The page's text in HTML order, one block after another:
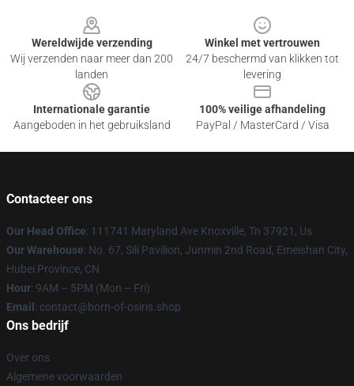
Wereldwijde verzending
Wij verzenden naar meer dan 200
landen
Winkel met vertrouwen
24/7 beschermd van klikken tot
levering
Internationale garantie
Aangeboden in het gebruiksland
100% veilige afhandeling
PayPal / MasterCard / Visa
Contacteer ons
Our Head Office: 111741 Maryland Ave Knoxville, Tn 37921, Us
Our Warehouse: No. 67, Sili Pavilion, Junmin 2nd Road, Emeishan City,
Hubei Province, CN
Hour: 9AM – 5PM (Mon – Fri)
Email : contact@born-of-osiris.shop
Ons bedrijf
Over ons
Algemene voorwaarden